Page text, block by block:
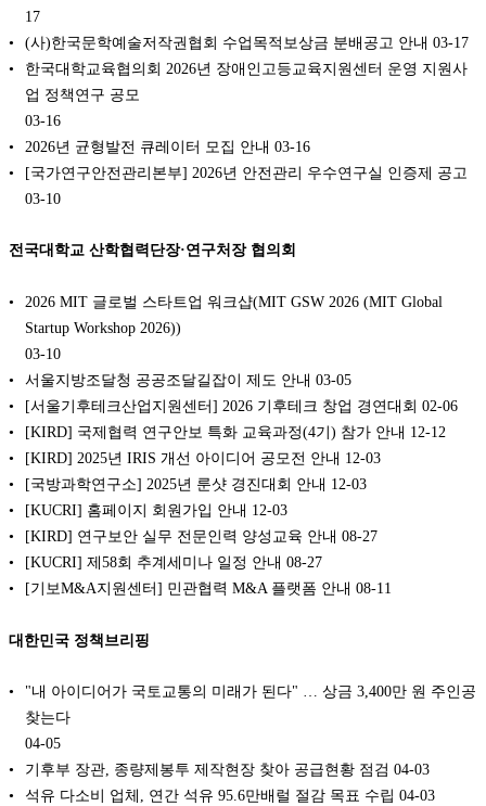
17
(사)한국문학예술저작권협회 수업목적보상금 분배공고 안내 03-17
한국대학교육협의회 2026년 장애인고등교육지원센터 운영 지원사
업 정책연구 공모
03-16
2026년 균형발전 큐레이터 모집 안내 03-16
[국가연구안전관리본부] 2026년 안전관리 우수연구실 인증제 공고
03-10
전국대학교 산학협력단장·연구처장 협의회
2026 MIT 글로벌 스타트업 워크샵(MIT GSW 2026 (MIT Global
Startup Workshop 2026))
03-10
서울지방조달청 공공조달길잡이 제도 안내 03-05
[서울기후테크산업지원센터] 2026 기후테크 창업 경연대회 02-06
[KIRD] 국제협력 연구안보 특화 교육과정(4기) 참가 안내 12-12
[KIRD] 2025년 IRIS 개선 아이디어 공모전 안내 12-03
[국방과학연구소] 2025년 룬샷 경진대회 안내 12-03
[KUCRI] 홈페이지 회원가입 안내 12-03
[KIRD] 연구보안 실무 전문인력 양성교육 안내 08-27
[KUCRI] 제58회 추계세미나 일정 안내 08-27
[기보M&A지원센터] 민관협력 M&A 플랫폼 안내 08-11
대한민국 정책브리핑
"내 아이디어가 국토교통의 미래가 된다" … 상금 3,400만 원 주인공
찾는다
04-05
기후부 장관, 종량제봉투 제작현장 찾아 공급현황 점검 04-03
석유 다소비 업체, 연간 석유 95.6만배럴 절감 목표 수립 04-03